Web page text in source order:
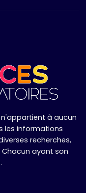
à aucun
les informations
recherches,
ayant son